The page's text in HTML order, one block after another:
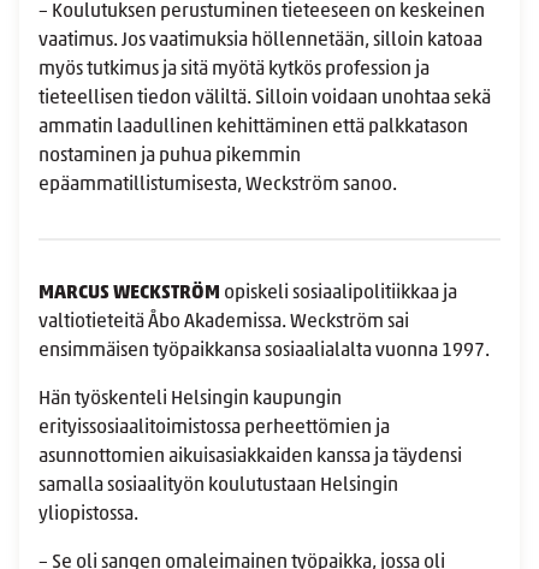
– Koulutuksen perustuminen tieteeseen on keskeinen
vaatimus. Jos vaatimuksia höllennetään, silloin katoaa
myös tutkimus ja sitä myötä kytkös profession ja
tieteellisen tiedon väliltä. Silloin voidaan unohtaa sekä
ammatin laadullinen kehittäminen että palkkatason
nostaminen ja puhua pikemmin
epäammatillistumisesta, Weckström sanoo.
MARCUS WECKSTRÖM opiskeli sosiaalipolitiikkaa ja
valtiotieteitä Åbo Akademissa. Weckström sai
ensimmäisen työpaikkansa sosiaalialalta vuonna 1997.
Hän työskenteli Helsingin kaupungin
erityissosiaalitoimistossa perheettömien ja
asunnottomien aikuisasiakkaiden kanssa ja täydensi
samalla sosiaalityön koulutustaan Helsingin
yliopistossa.
– Se oli sangen omaleimainen työpaikka, jossa oli